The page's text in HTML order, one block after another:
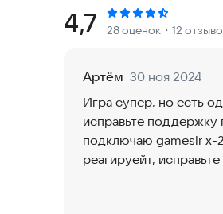
линии расследования, и
викторианского
порядке: каждый раз,
новые истории!
5 ПЕРСОНАЖЕЙ, 5
У каждого персонажа
Рейтинг:
4,7 28 оценок ・12
Артём 30 ноя 2024
Игра супер, но есть
исправьте поддержку
подключаю gamesir x-
реагируейт,